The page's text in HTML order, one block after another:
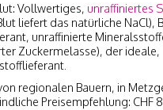
Vollwertiges, unraffiniertes
liefert das natürliche NaCl),
unraffinierte
Zuckermelasse), der ideale,
regionalen Bauern, in
Preisempfehlung: CHF